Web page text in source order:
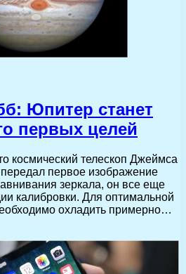
Юпитер станет
первых целей
космический телескоп Джеймса
первое изображение
зеркала, он все еще
калибровки. Для оптимальной
охладить примерно…